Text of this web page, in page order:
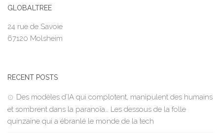
GLOBALTREE
24 rue de Savoie
67120 Molsheim
RECENT POSTS
Des modèles d’IA qui complotent, manipulent des humains
et sombrent dans la paranoïa… Les dessous de la folle
quinzaine qui a ébranlé le monde de la tech